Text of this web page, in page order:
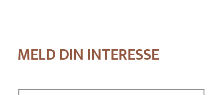
MELD DIN INTERESSE